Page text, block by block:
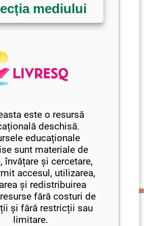
mediului
este o resursă
deschisă.
educaționale
sunt materiale de
învățare și cercetare,
accesul, utilizarea,
și redistribuirea
fără costuri de
și fără restricții sau
limitare.